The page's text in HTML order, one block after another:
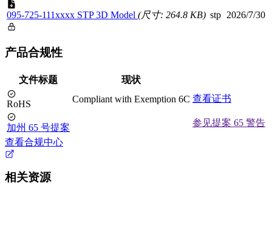
095-725-111xxxx STP 3D Model (尺寸: 264.8 KB) stp 2026/7/30
产品合规性
文件标题 现状
RoHS Compliant with Exemption 6C 查看证书
加州 65 号提案
参见提案 65 警告
查看合规中心
相关资源